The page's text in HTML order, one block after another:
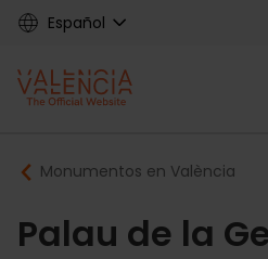
Skip
content
Español
Main
navigation
Breadcrumb
Monumentos en València
Palau de la